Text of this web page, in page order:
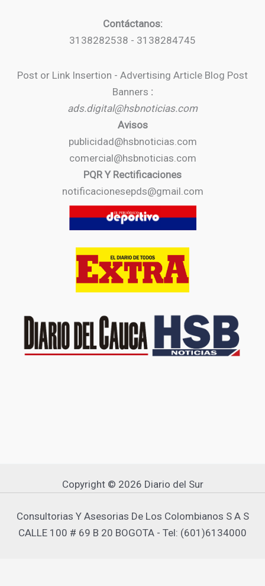
Contáctanos:
3138282538 - 3138284745
Post or Link Insertion - Advertising Article Blog Post
Banners :
ads.digital@hsbnoticias.com
Avisos
publicidad@hsbnoticias.com
comercial@hsbnoticias.com
PQR Y Rectificaciones
notificacionesepds@gmail.com
Copyright © 2026 Diario del Sur
Consultorias Y Asesorias De Los Colombianos S A S
CALLE 100 # 69 B 20 BOGOTA - Tel: (601)6134000